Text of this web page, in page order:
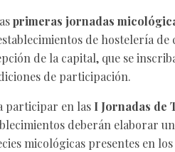
primeras jornadas
de hostelería
de la capital, que se
de participación.
participar en las I Jornadas de
deberán elaborar
micológicas presentes en